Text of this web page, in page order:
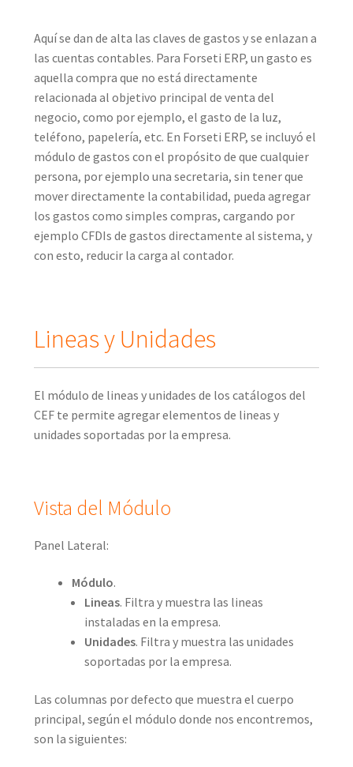
Aquí se dan de alta las claves de gastos y se enlazan a
las cuentas contables. Para Forseti ERP, un gasto es
aquella compra que no está directamente
relacionada al objetivo principal de venta del
negocio, como por ejemplo, el gasto de la luz,
teléfono, papelería, etc. En Forseti ERP, se incluyó el
módulo de gastos con el propósito de que cualquier
persona, por ejemplo una secretaria, sin tener que
mover directamente la contabilidad, pueda agregar
los gastos como simples compras, cargando por
ejemplo CFDIs de gastos directamente al sistema, y
con esto, reducir la carga al contador.
Lineas y Unidades
El módulo de lineas y unidades de los catálogos del
CEF te permite agregar elementos de lineas y
unidades soportadas por la empresa.
Vista del Módulo
Panel Lateral:
Módulo.
Lineas. Filtra y muestra las lineas
instaladas en la empresa.
Unidades. Filtra y muestra las unidades
soportadas por la empresa.
Las columnas por defecto que muestra el cuerpo
principal, según el módulo donde nos encontremos,
son la siguientes: